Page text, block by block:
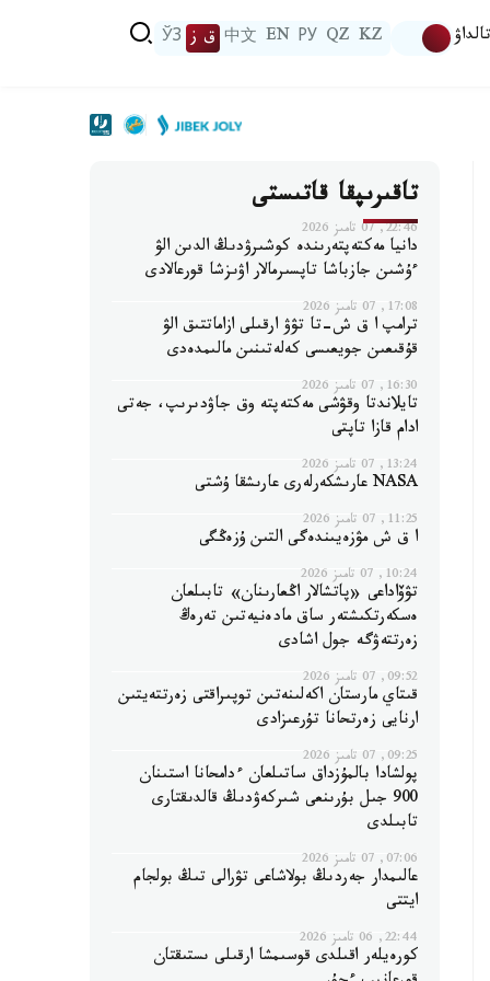
تالداۋ KZ
QZ
РУ
EN
中文 ق ز ЎЗ
تاقىرىپقا قاتىستى
22:46, 07 تامىز 2026
دانيا مەكتەپتەرىندە كوشىرۋدىڭ الدىن الۋ
ءۇشىن جازباشا تاپسىرمالار اۋىزشا قورعالادى
17:08, 07 تامىز 2026
ترامپ ا ق ش-تا تۋۋ ارقىلى ازاماتتىق الۋ
قۇقىعىن جويعىسى كەلەتىنىن مالىمدەدى
16:30, 07 تامىز 2026
تايلاندتا وقۋشى مەكتەپتە وق جاۋدىرىپ، جەتى
ادام قازا تاپتى
13:24, 07 تامىز 2026
NASA عارىشكەرلەرى عارىشقا ۇشتى
11:25, 07 تامىز 2026
ا ق ش مۋزەيىندەگى التىن ۇزەڭگى
10:24, 07 تامىز 2026
تۋۆاداعى «پاتشالار اڭعارىنان» تابىلعان
ەسكەرتكىشتەر ساق مادەنيەتىن تەرەڭ
زەرتتەۋگە جول اشادى
09:52, 07 تامىز 2026
قىتاي مارستان اكەلىنەتىن توپىراقتى زەرتتەيتىن
ارنايى زەرتحانا تۇرعىزادى
09:25, 07 تامىز 2026
پولشادا بالمۇزداق ساتىلعان ءدامحانا استىنان
900 جىل بۇرىنعى شىركەۋدىڭ قالدىقتارى
تابىلدى
07:06, 07 تامىز 2026
عالىمدار جەردىڭ بولاشاعى تۋرالى تىڭ بولجام
ايتتى
22:44, 06 تامىز 2026
كورەيلەر اقىلدى قوسىمشا ارقىلى ىستىقتان